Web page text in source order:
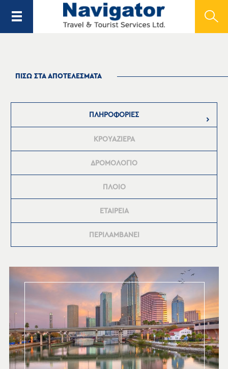
ΠΙΣΩ ΣΤΑ ΑΠΟΤΕΛΕΣΜΑΤΑ
ΠΛΗΡΟΦΟΡΙΕΣ
ΚΡΟΥΑΖΙΕΡΑ
ΔΡΟΜΟΛΟΓΙΟ
ΠΛΟΙΟ
ΕΤΑΙΡΕΙΑ
ΠΕΡΙΛΑΜΒΑΝΕΙ